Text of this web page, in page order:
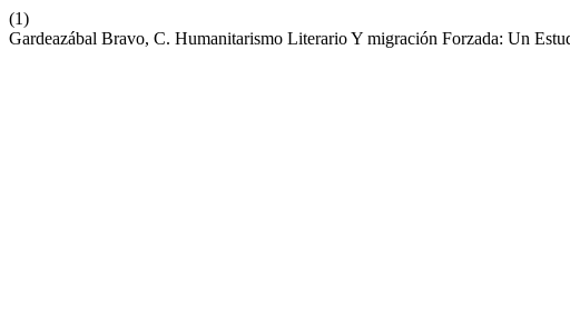
(1)
Gardeazábal Bravo, C. Humanitarismo Literario Y migración Forzada: Un